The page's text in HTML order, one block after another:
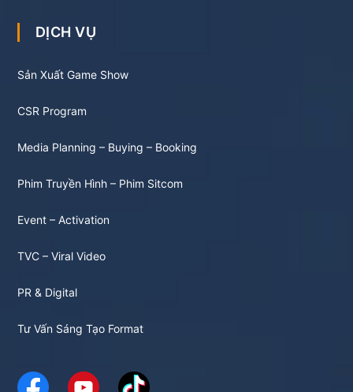
DỊCH VỤ
Sản Xuất Game Show
CSR Program
Media Planning – Buying – Booking
Phim Truyền Hình – Phim Sitcom
Event – Activation
TVC – Viral Video
PR & Digital
Tư Vấn Sáng Tạo Format